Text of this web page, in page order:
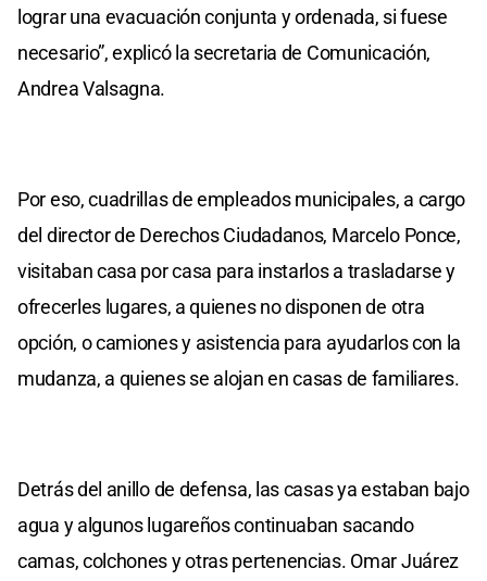
lograr una evacuación conjunta y ordenada, si fuese
necesario”, explicó la secretaria de Comunicación,
Andrea Valsagna.
Por eso, cuadrillas de empleados municipales, a cargo
del director de Derechos Ciudadanos, Marcelo Ponce,
visitaban casa por casa para instarlos a trasladarse y
ofrecerles lugares, a quienes no disponen de otra
opción, o camiones y asistencia para ayudarlos con la
mudanza, a quienes se alojan en casas de familiares.
Detrás del anillo de defensa, las casas ya estaban bajo
agua y algunos lugareños continuaban sacando
camas, colchones y otras pertenencias. Omar Juárez